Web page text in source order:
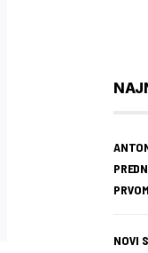
NOVI